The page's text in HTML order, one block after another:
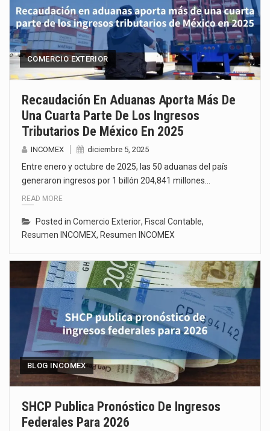
COMERCIO EXTERIOR
Recaudación En Aduanas Aporta Más De
Una Cuarta Parte De Los Ingresos
Tributarios De México En 2025
INCOMEX diciembre 5, 2025
Entre enero y octubre de 2025, las 50 aduanas del país
generaron ingresos por 1 billón 204,841 millones…
READ MORE
Posted in Comercio Exterior, Fiscal Contable,
Resumen INCOMEX, Resumen INCOMEX
BLOG INCOMEX
SHCP Publica Pronóstico De Ingresos
Federales Para 2026